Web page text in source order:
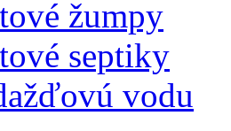
žumpy
septiky
vodu